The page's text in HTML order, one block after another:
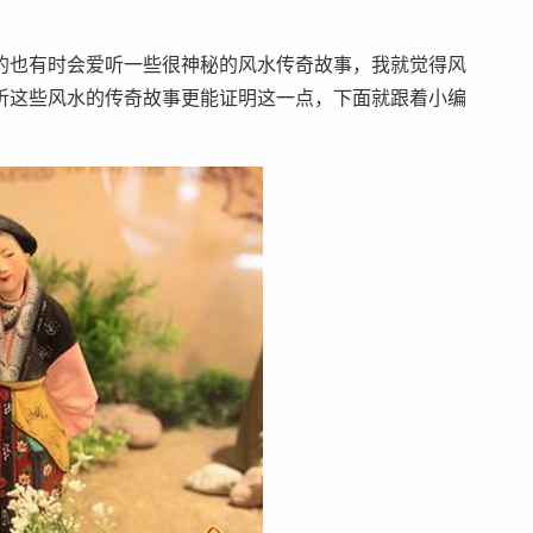
有时会爱听一些很神秘的风水传奇故事，我就觉得风
些风水的传奇故事更能证明这一点，下面就跟着小编